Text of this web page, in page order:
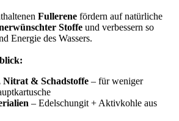
Fullerene fördern auf natürliche
Stoffe und verbessern so
Energie des Wassers.
& Schadstoffe – für weniger
– Edelschungit + Aktivkohle aus